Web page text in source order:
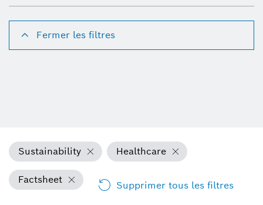
Fermer les filtres
Sustainability Healthcare
Factsheet Supprimer tous les filtres